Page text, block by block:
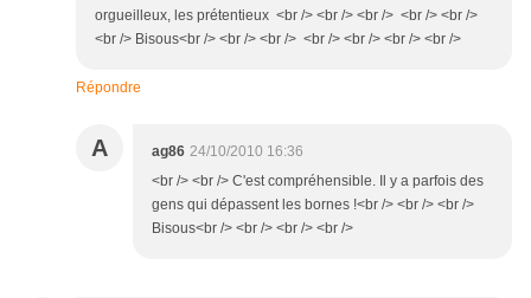
orgueilleux, les prétentieux <br /> <br /> <br /> <br /> <br />
<br /> Bisous<br /> <br /> <br /> <br /> <br /> <br /> <br />
Répondre
A ag86 24/10/2010 16:36
<br /> <br /> C'est compréhensible. Il y a parfois des
gens qui dépassent les bornes !<br /> <br /> <br />
Bisous<br /> <br /> <br /> <br />